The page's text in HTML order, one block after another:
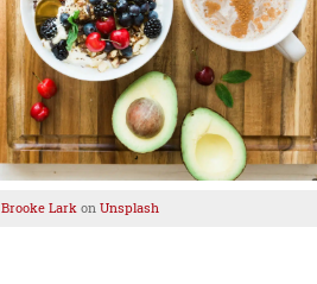
Brooke Larkon Unsplash